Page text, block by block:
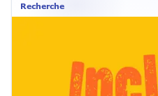
Recherche